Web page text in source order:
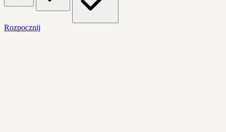
Rozpocznij